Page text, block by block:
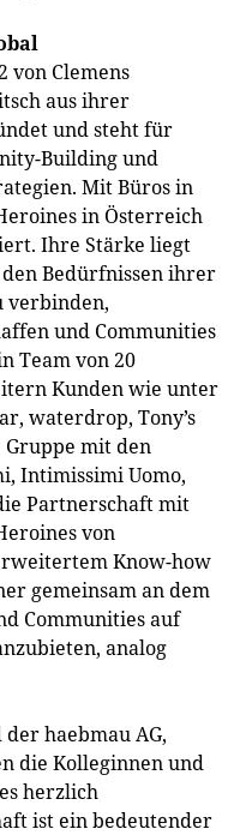
von Clemens
aus ihrer
und steht für
Building und
Mit Büros in
in Österreich
Ihre Stärke liegt
Bedürfnissen ihrer
verbinden,
und Communities
Team von 20
Kunden wie unter
waterdrop, Tony’s
Gruppe mit den
Intimissimi Uomo,
Partnerschaft mit
von
Know-how
gemeinsam an dem
Communities auf
analog
haebmau AG,
die Kolleginnen und
herzlich
ist ein bedeutender